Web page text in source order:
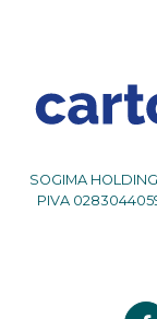
SOGIMA
PIVA